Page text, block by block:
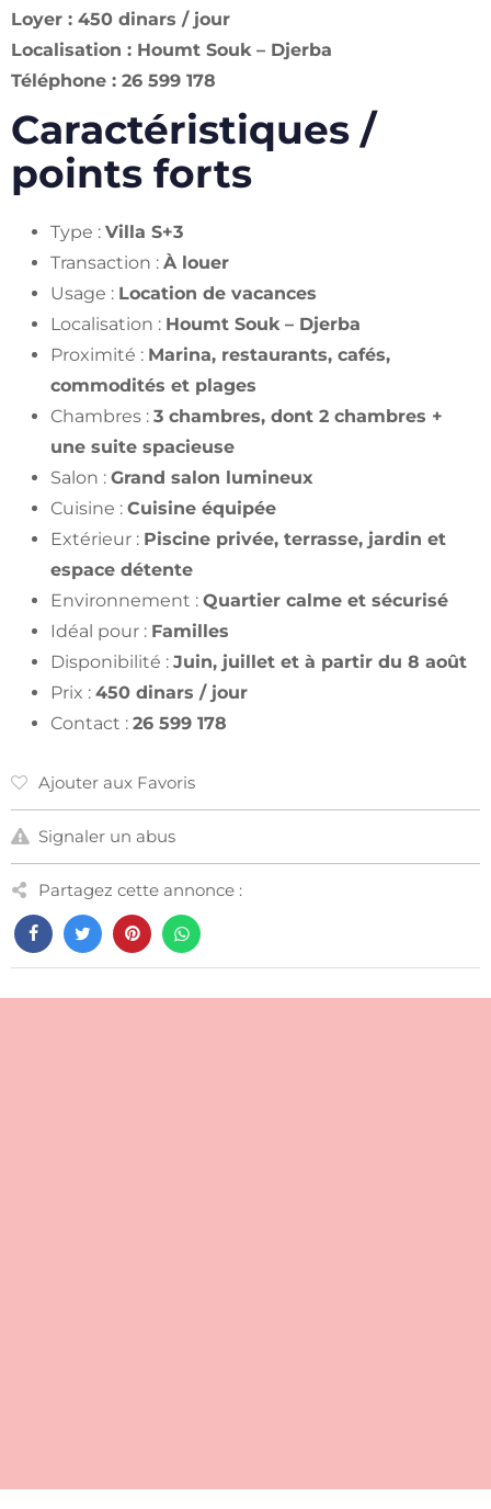
Loyer : 450 dinars / jour
Localisation : Houmt Souk – Djerba
Téléphone : 26 599 178
Caractéristiques /
points forts
Type : Villa S+3
Transaction : À louer
Usage : Location de vacances
Localisation : Houmt Souk – Djerba
Proximité : Marina, restaurants, cafés,
commodités et plages
Chambres : 3 chambres, dont 2 chambres +
une suite spacieuse
Salon : Grand salon lumineux
Cuisine : Cuisine équipée
Extérieur : Piscine privée, terrasse, jardin et
espace détente
Environnement : Quartier calme et sécurisé
Idéal pour : Familles
Disponibilité : Juin, juillet et à partir du 8 août
Prix : 450 dinars / jour
Contact : 26 599 178
Ajouter aux Favoris
Signaler un abus
Partagez cette annonce :